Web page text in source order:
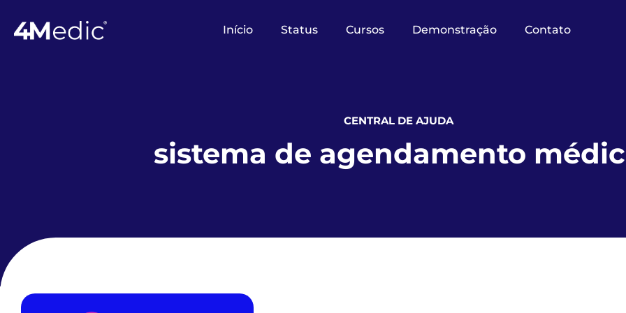
Início Status Cursos Demonstração Contato
CENTRAL DE AJUDA
sistema de agendamento